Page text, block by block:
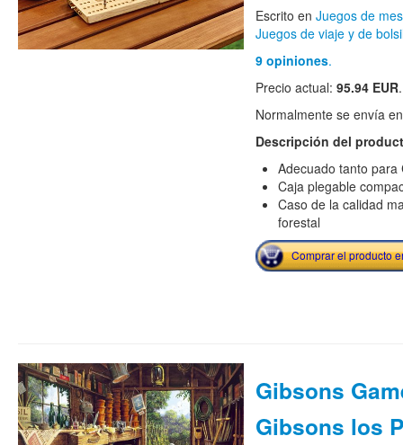
Escrito en Juegos de
Juegos de viaje y de
9 opiniones.
Precio actual: 95.94 EUR.
Normalmente se envía
Descripción del
Adecuado tanto para
Caja plegable
Caso de la calidad
forestal
Comprar el producto
Gibsons
Gibsons los